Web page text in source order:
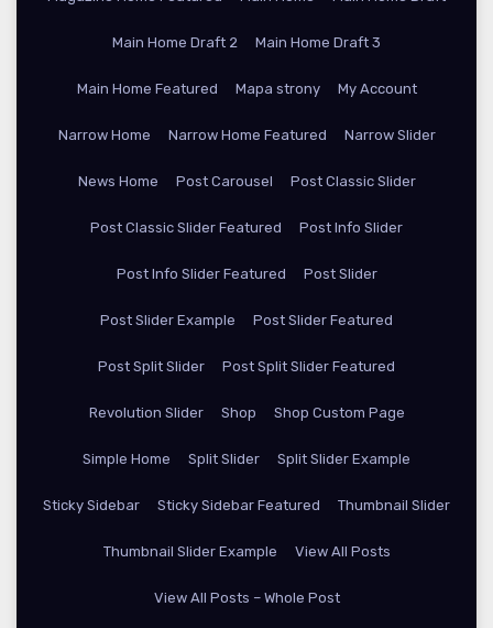
Main Home Draft 2 Main Home Draft 3
Main Home Featured Mapa strony My Account
Narrow Home Narrow Home Featured Narrow Slider
News Home Post Carousel Post Classic Slider
Post Classic Slider Featured Post Info Slider
Post Info Slider Featured Post Slider
Post Slider Example Post Slider Featured
Post Split Slider Post Split Slider Featured
Revolution Slider Shop Shop Custom Page
Simple Home Split Slider Split Slider Example
Sticky Sidebar Sticky Sidebar Featured Thumbnail Slider
Thumbnail Slider Example View All Posts
View All Posts – Whole Post